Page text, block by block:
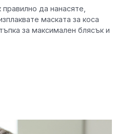
правилно да нанасяте,
маската за коса
за максимален блясък и